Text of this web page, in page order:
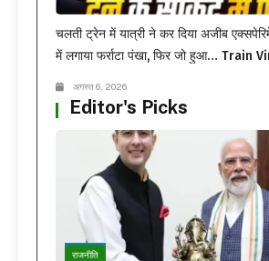
चलती ट्रेन में यात्री ने कर दिया अजीब
में लगाया फर्राटा पंखा, फिर जो हुआ… Train
अगस्त 6, 2026
Editor's Picks
राजनीति